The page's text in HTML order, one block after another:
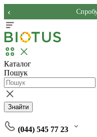
‹
Каталог
Пошук
Знайти
(044) 545 77 23